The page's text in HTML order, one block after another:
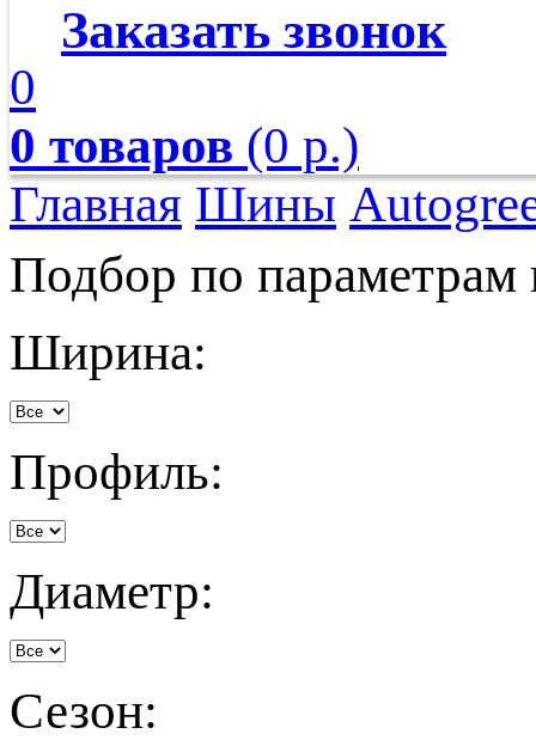
Заказать звонок
0
0 товаров (0 р.)
Главная Шины
Подбор по
Ширина:
Профиль:
Диаметр:
Сезон: